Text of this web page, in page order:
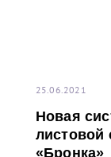
25.06.2021
Новая
листовой
«Бронка»